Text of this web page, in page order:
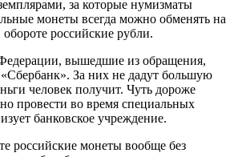
за которые нумизматы
монеты всегда можно обменять на
российские рубли.
вышедшие из обращения,
За них не дадут большую
человек получит. Чуть дороже
провести во время специальных
банковское учреждение.
российские монеты вообще без